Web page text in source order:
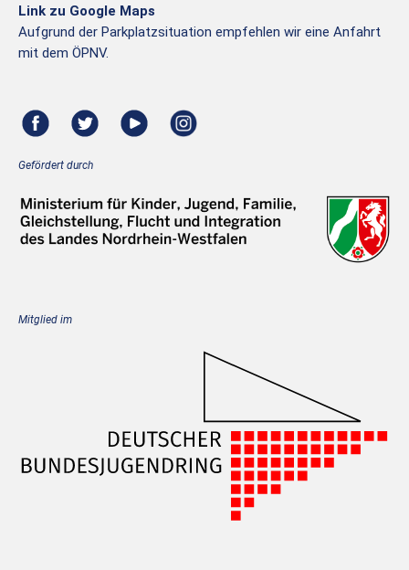
Link zu Google Maps
Aufgrund der Parkplatzsituation empfehlen wir eine Anfahrt
mit dem ÖPNV.
Gefördert durch
Mitglied im